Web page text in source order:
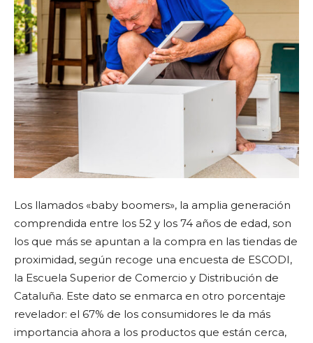
Los llamados «baby boomers», la amplia generación
comprendida entre los 52 y los 74 años de edad, son
los que más se apuntan a la compra en las tiendas de
proximidad, según recoge una encuesta de ESCODI,
la Escuela Superior de Comercio y Distribución de
Cataluña. Este dato se enmarca en otro porcentaje
revelador: el 67% de los consumidores le da más
importancia ahora a los productos que están cerca,